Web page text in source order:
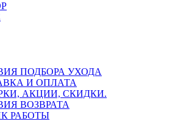
ПОДБОРА УХОДА
И ОПЛАТА
АКЦИИ, СКИДКИ.
ВОЗВРАТА
РАБОТЫ